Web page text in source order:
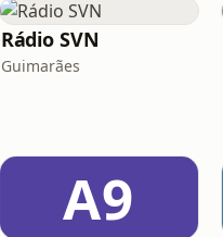
Rádio SVN
Guimarães
A9